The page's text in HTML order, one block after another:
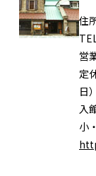
住
営
定
日
入
小